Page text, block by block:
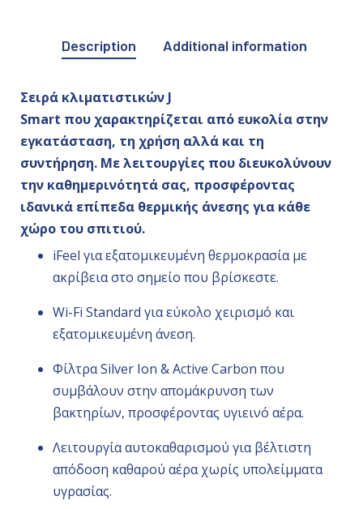
Description Additional information
Σειρά κλιματιστικών J
Smart που χαρακτηρίζεται από ευκολία στην
εγκατάσταση, τη χρήση αλλά και τη
συντήρηση. Με λειτουργίες που διευκολύνουν
την καθημερινότητά σας, προσφέροντας
ιδανικά επίπεδα θερμικής άνεσης για κάθε
χώρο του σπιτιού.
iFeel για εξατομικευμένη θερμοκρασία με
ακρίβεια στο σημείο που βρίσκεστε.
Wi-Fi Standard για εύκολο χειρισμό και
εξατομικευμένη άνεση.
Φίλτρα Silver Ion & Active Carbon που
συμβάλουν στην απομάκρυνση των
βακτηρίων, προσφέροντας υγιεινό αέρα.
Λειτουργία αυτοκαθαρισμού για βέλτιστη
απόδοση καθαρού αέρα χωρίς υπολείμματα
υγρασίας.